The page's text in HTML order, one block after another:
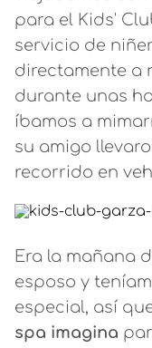
para el Kids'
servicio de
directamente a
durante unas
íbamos a
su amigo
recorrido en
Era la mañana
esposo y
especial, así
spa imagina